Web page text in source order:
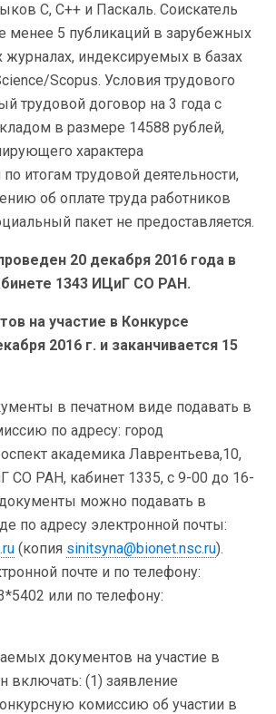
С, С++ и Паскаль. Соискатель
менее 5 публикаций в зарубежных
журналах, индексируемых в базах
Scopus. Условия трудового
трудовой договор на 3 года с
в размере 14588 рублей,
характера
итогам трудовой деятельности,
об оплате труда работников
пакет не предоставляется.
20 декабря 2016 года в
1343 ИЦиГ СО РАН.
на участие в Конкурсе
2016 г. и заканчивается 15
в печатном виде подавать в
по адресу: город
академика Лаврентьева,10,
СО РАН, кабинет 1335, с 9-00 до 16-
можно подавать в
по адресу электронной почты:
(копия sinitsyna@bionet.nsc.ru).
почте и по телефону:
или по телефону:
документов на участие в
включать: (1) заявление
комиссию об участии в